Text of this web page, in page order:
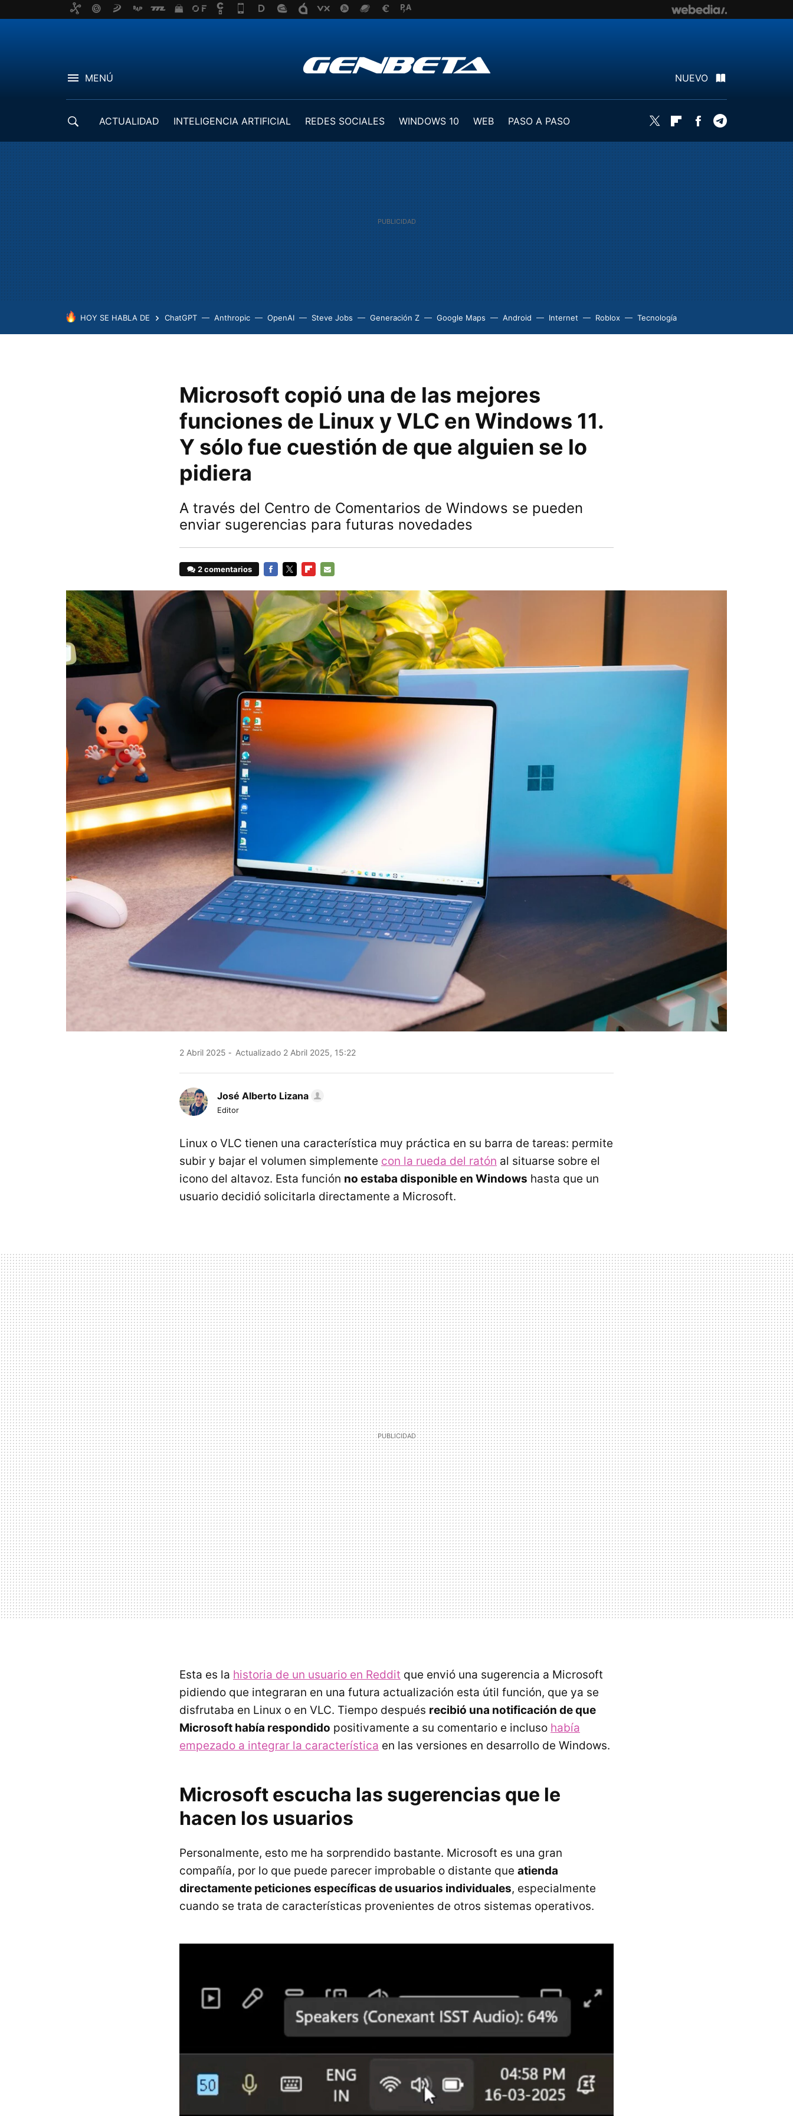
MENÚ NUEVO
ACTUALIDAD INTELIGENCIA ARTIFICIAL REDES SOCIALES WINDOWS 10 WEB
PASO A PASO
Twitter FlipboardFacebook
HOY SE HABLA DE ChatGPT Anthropic OpenAI Steve Jobs Generación Z Google Maps Android Internet Roblox Tecnología
Microsoft copió una de las mejores
funciones de Linux y VLC en Windows 11.
Y sólo fue cuestión de que alguien se lo
pidiera
A través del Centro de Comentarios de Windows se pueden
enviar sugerencias para futuras novedades
2 comentarios
MAIL
2 Abril 2025 Actualizado 2 Abril 2025, 15:22
José Alberto Lizana
Editor
Linux o VLC tienen una característica muy práctica en su barra de tareas: permite
subir y bajar el volumen simplemente con la rueda del ratón al situarse sobre el
icono del altavoz. Esta función no estaba disponible en Windows hasta que un
usuario decidió solicitarla directamente a Microsoft.
Esta es la historia de un usuario en Reddit que envió una sugerencia a Microsoft
pidiendo que integraran en una futura actualización esta útil función, que ya se
disfrutaba en Linux o en VLC. Tiempo después recibió una notificación de que
Microsoft había respondido positivamente a su comentario e incluso había
empezado a integrar la característica en las versiones en desarrollo de Windows.
Microsoft escucha las sugerencias que le
hacen los usuarios
Personalmente, esto me ha sorprendido bastante. Microsoft es una gran
compañía, por lo que puede parecer improbable o distante que atienda
directamente peticiones específicas de usuarios individuales, especialmente
cuando se trata de características provenientes de otros sistemas operativos.